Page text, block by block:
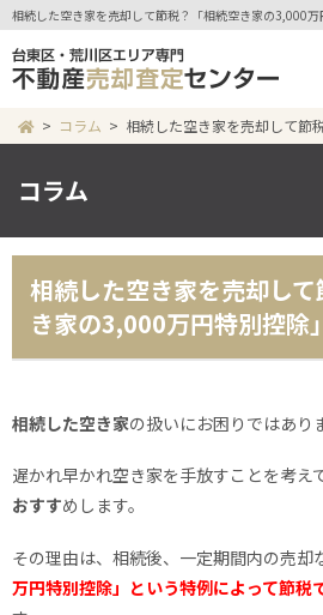
相続した空き家を売却して節税？「相続空き家の3,000
コラム 相続した空き家を売却して節
コラム
相続した空き家を売却し
き家の3,000万円特別控除
相続した空き家の扱いにお困りではあり
遅かれ早かれ空き家を手放すことを考え
おすすめします。
その理由は、相続後、一定期間内の売却
万円特別控除」という特例によって節税